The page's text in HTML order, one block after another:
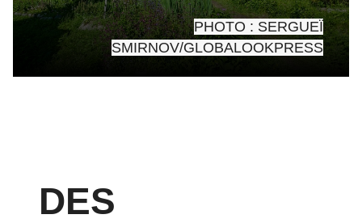
PHOTO : SERGUEÏ
SMIRNOV/GLOBALOOKPRESS
DES